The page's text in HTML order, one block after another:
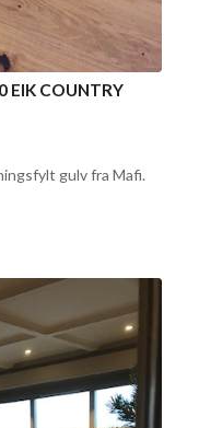
EIK COUNTRY
gulv fra Mafi.